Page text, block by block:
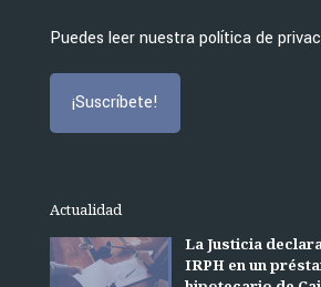
Puedes leer nuestra política de
Actualidad
La Justicia
IRPH en un